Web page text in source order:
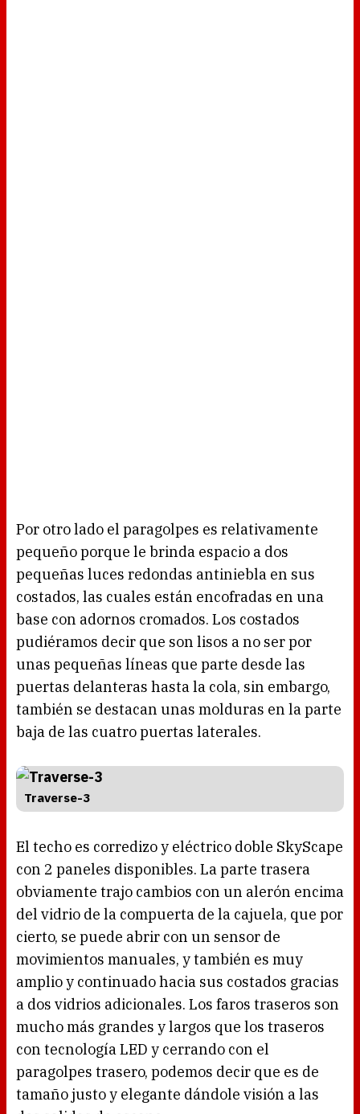
Por otro lado el paragolpes es relativamente
pequeño porque le brinda espacio a dos
pequeñas luces redondas antiniebla en sus
costados, las cuales están encofradas en una
base con adornos cromados. Los costados
pudiéramos decir que son lisos a no ser por
unas pequeñas líneas que parte desde las
puertas delanteras hasta la cola, sin embargo,
también se destacan unas molduras en la parte
baja de las cuatro puertas laterales.
Traverse-3
El techo es corredizo y eléctrico doble SkyScape
con 2 paneles disponibles. La parte trasera
obviamente trajo cambios con un alerón encima
del vidrio de la compuerta de la cajuela, que por
cierto, se puede abrir con un sensor de
movimientos manuales, y también es muy
amplio y continuado hacia sus costados gracias
a dos vidrios adicionales. Los faros traseros son
mucho más grandes y largos que los traseros
con tecnología LED y cerrando con el
paragolpes trasero, podemos decir que es de
tamaño justo y elegante dándole visión a las